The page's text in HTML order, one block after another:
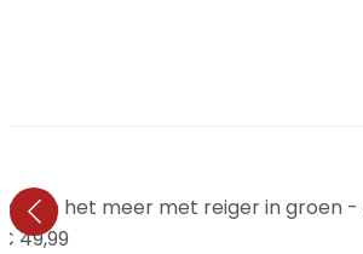
aan het meer met reiger in groen -
49,99